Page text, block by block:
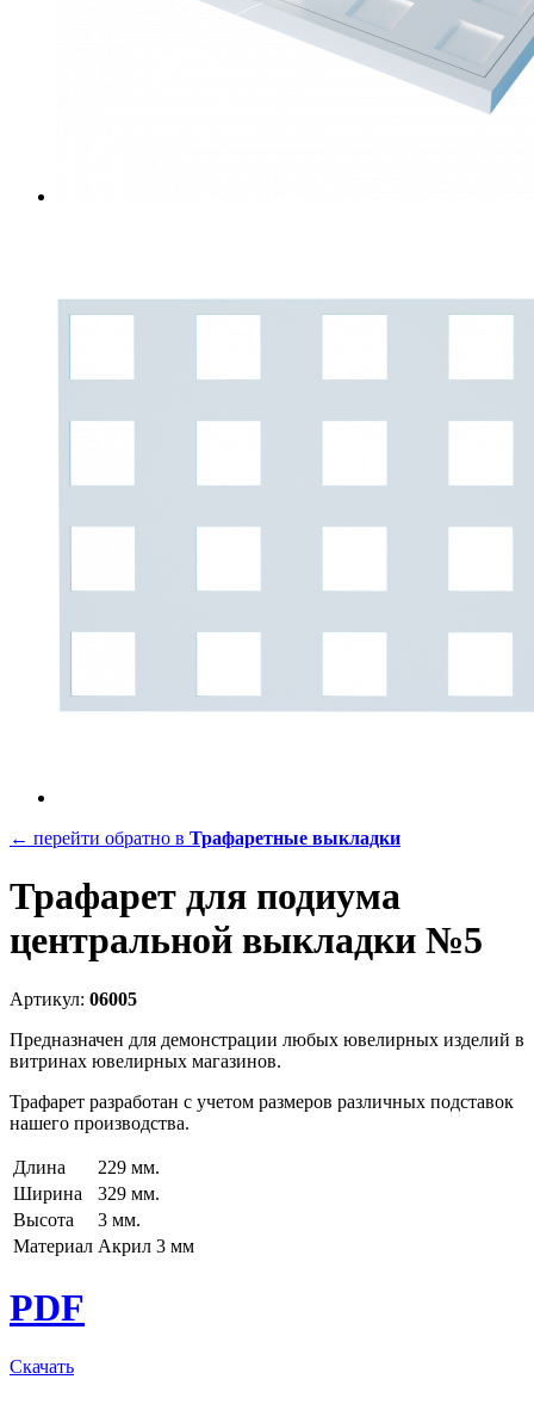
← перейти обратно в Трафаретные выкладки
Трафарет для подиума
центральной выкладки №5
Артикул: 06005
Предназначен для демонстрации любых ювелирных изделий в
витринах ювелирных магазинов.
Трафарет разработан с учетом размеров различных подставок
нашего производства.
Длина
229 мм.
Ширина
329 мм.
Высота
3 мм.
Материал Акрил 3 мм
PDF
Скачать